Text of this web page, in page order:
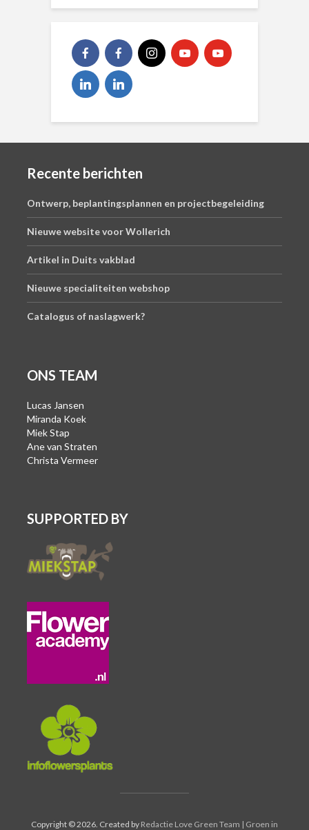
Recente berichten
Ontwerp, beplantingsplannen en projectbegeleiding
Nieuwe website voor Wollerich
Artikel in Duits vakblad
Nieuwe specialiteiten webshop
Catalogus of naslagwerk?
ONS TEAM
Lucas Jansen
Miranda Koek
Miek Stap
Ane van Straten
Christa Vermeer
SUPPORTED BY
Copyright © 2026. Created by Redactie Love Green Team | Groen in